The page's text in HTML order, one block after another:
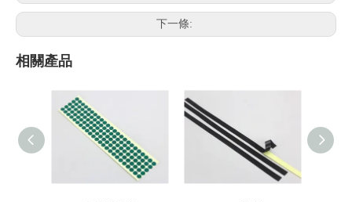
下一條:
相關產品